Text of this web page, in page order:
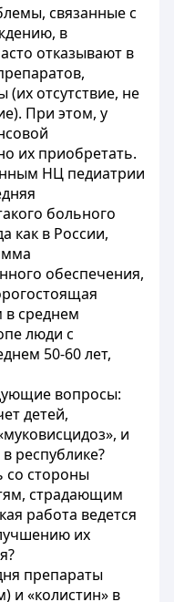
связанные с
в
отказывают в
отсутствие, не
При этом, у
их приобретать.
НЦ педиатрии
больного
как в России,
обеспечения,
в среднем
люди с
50-60 лет,
вопросы:
детей,
и
республике?
со стороны
страдающим
работа ведется
их
препараты
и «колистин» в